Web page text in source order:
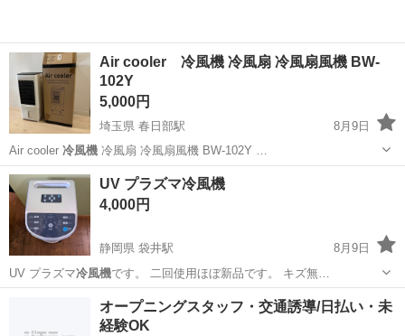
Air cooler 冷風機 冷風扇 冷風扇風機 BW-
102Y
5,000円
埼玉県 春日部駅
8月9日
Air cooler 冷風機冷風扇 冷風扇風機 BW-102Y …
埼玉 春日部市 春日部駅 季節、空調家電
UV プラズマ冷風機
4,000円
静岡県 袋井駅
8月9日
UV プラズマ冷風機です。 二回使用ほぼ新品です。 キズ無…
袋井駅 季節、空調家電
オープニングスタッフ・交通誘導/日払い・未
経験OK